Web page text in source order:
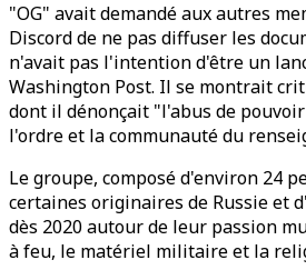
"OG" avait demandé aux autres
Discord de ne pas diffuser les
n'avait pas l'intention d'être un
Washington Post. Il se montrait
dont il dénonçait "l'abus de
l'ordre et la communauté du
Le groupe, composé d'environ 24
certaines originaires de Russie et
dès 2020 autour de leur passion
à feu, le matériel militaire et la